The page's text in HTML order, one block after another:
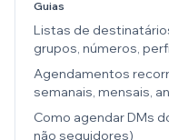
Guias
Listas de
grupos, números,
Agendamentos
semanais, mensais,
Como agendar DMs
não seguidores)